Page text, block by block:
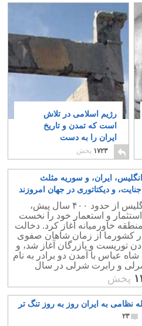
رژیم اسلامی در تلاش
است که تمدن و تاریخ
ایران را به دست
فراموشی بسپارد
۱۷۲۳ پخش
ایران، و سوریه مثلث
و دیکتاتوری در جهان امروزند
دولت انگلیس از حدود ۴۰۰ سال پیش،
و استعمار خود را نخست
خاورمیانه آغاز کرد. دخالت
کشورما از زمان شاهان صفوی
توریست و بازرگان آغاز شد، و
عباس با آمدن دو برادر به نام
شرلی و رابرت شرلی در سال
میلادی جنبه همکاری نظامی به خود
پخش
نظامی به ایران روز به روز تنگ تر
۲۳